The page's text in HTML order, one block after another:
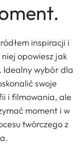
inspiracji i
opowiesz jak
Idealny wybór dla
swoje
i filmowania, ale
moment i w
twórczego z